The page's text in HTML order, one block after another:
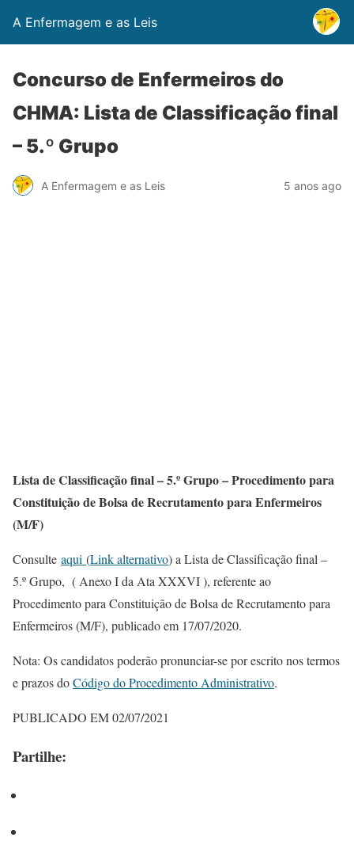
A Enfermagem e as Leis
Concurso de Enfermeiros do
CHMA: Lista de Classificação final
– 5.º Grupo
A Enfermagem e as Leis 5 anos ago
Lista de Classificação final – 5.º Grupo – Procedimento para
Constituição de Bolsa de Recrutamento para Enfermeiros
(M/F)
Consulte aqui (Link alternativo) a Lista de Classificação final –
5.º Grupo, ( Anexo I da Ata XXXVI ), referente ao
Procedimento para Constituição de Bolsa de Recrutamento para
Enfermeiros (M/F), publicado em 17/07/2020.
Nota: Os candidatos poderão pronunciar-se por escrito nos termos
e prazos doCódigo do Procedimento Administrativo.
PUBLICADO EM 02/07/2021
Partilhe: